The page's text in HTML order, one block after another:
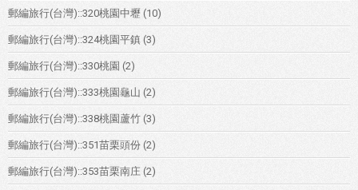
郵編旅行(台灣)::320桃園中壢 (10)
郵編旅行(台灣)::324桃園平鎮 (3)
郵編旅行(台灣)::330桃園 (2)
郵編旅行(台灣)::333桃園龜山 (2)
郵編旅行(台灣)::338桃園蘆竹 (3)
郵編旅行(台灣)::351苗栗頭份 (2)
郵編旅行(台灣)::353苗栗南庄 (2)